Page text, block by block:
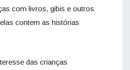
com livros, gibis e outros
contem as histórias
das crianças